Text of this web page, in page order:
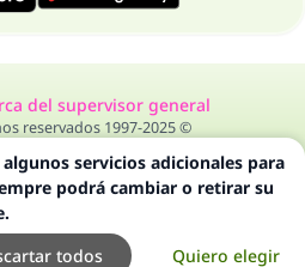
del supervisor general
reservados 1997-2025 ©
servicios adicionales para
podrá cambiar o retirar su
Quiero elegir
todos